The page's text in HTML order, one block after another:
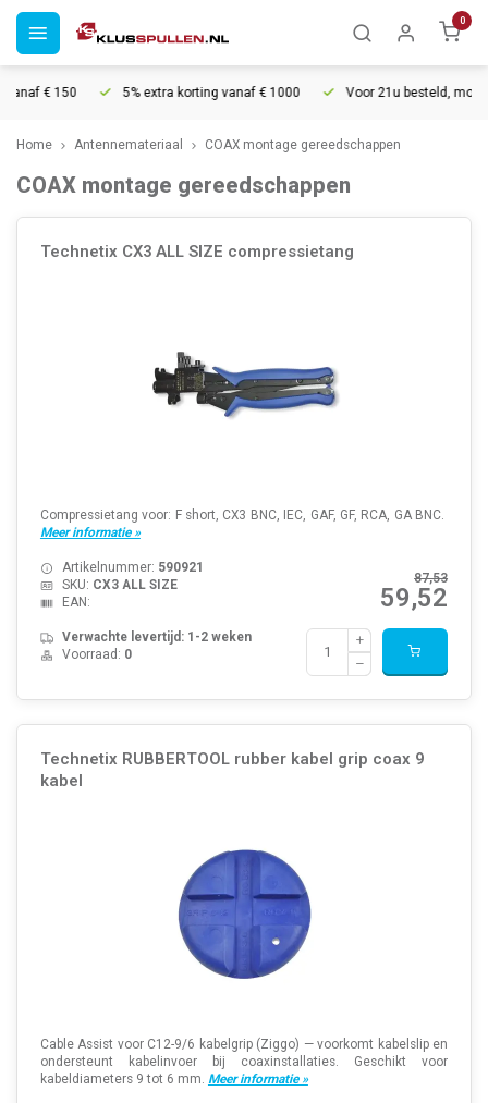
0
€ 150 5% extra korting vanaf € 1000 Voor 21u besteld, morgen
Home Antennemateriaal COAX montage gereedschappen
COAX montage gereedschappen
Technetix CX3 ALL SIZE compressietang
Compressietang voor: F short, CX3 BNC, IEC, GAF, GF, RCA, GA BNC.
Meer informatie »
87,53
59,52
Artikelnummer: 590921
SKU: CX3 ALL SIZE
EAN:
Verwachte levertijd: 1-2 weken
Voorraad: 0
Technetix RUBBERTOOL rubber kabel grip coax 9
kabel
Cable Assist voor C12-9/6 kabelgrip (Ziggo) — voorkomt kabelslip en
ondersteunt kabelinvoer bij coaxinstallaties. Geschikt voor
kabeldiameters 9 tot 6 mm. Meer informatie »